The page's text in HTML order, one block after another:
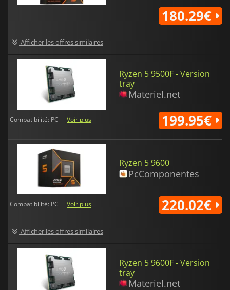
Afficher les offres similaires
180.29€
Ryzen 5 9500F - Version
tray
Materiel.net
Compatibilité: PC Voir plus 199.95€
Ryzen 5 9600
PcComponentes
Compatibilité: PC Voir plus
Afficher les offres similaires
220.02€
Ryzen 5 9600F - Version
tray
Materiel.net